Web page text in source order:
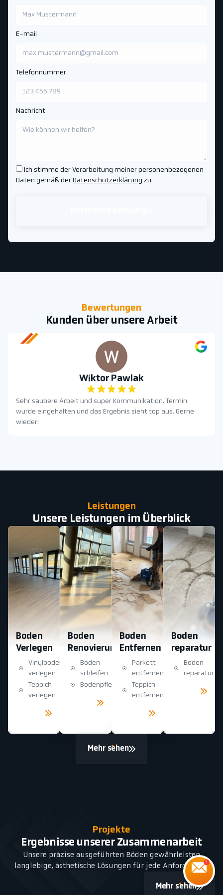
E-mail
Telefonnummer
Nachricht
Ich stimme der Verarbeitung meiner personenbezogenen
Daten gemäß der Datenschutzerklärung zu.
Bewertungen
Kunden über unsere Arbeit
Wiktor Pawlak
Sehr saubere Arbeit und super Kommunikation. Termin
wurde eingehalten und das Ergebnis sieht top aus. Gerne
wieder!
Leistungen
Unsere Leistungen im Überblick
Boden
Verlegen
Vinylboden
verlegen
Teppich
verlegen
Boden
Renovierung
Boden
schleifen
Bodenpflege
Boden
Entfernen
Parkett
entfernen
Teppich
entfernen
Boden
reparatur
Boden
reparatur
Mehr sehen
Projekte
Ergebnisse unserer Zusammenarbeit
Unsere präzise ausgeführten Böden gewährleisten
langlebige, ästhetische Lösungen für jede Anforderung.
Mehr sehen